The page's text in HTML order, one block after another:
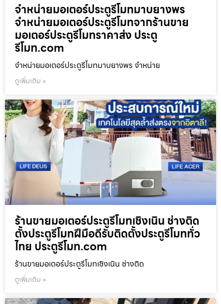
จำหน่ายมอเตอร์ประตูรีโมทมาบยางพร
จำหน่ายมอเตอร์ประตูรีโมทจากร้านขาย
มอเตอร์ประตูรีโมทราคาส่ง ประตู
รีโมท.com
จำหน่ายมอเตอร์ประตูรีโมทมาบยางพร จำหน่าย
ดูเพิ่มเติม »
ร้านขายมอเตอร์ประตูรีโมทเชิงเนิน ช่างติด
ตั้งประตูรีโมทฝีมือดีรับติดตั้งประตูรีโมททั่ว
ไทย ประตูรีโมท.com
ร้านขายมอเตอร์ประตูรีโมทเชิงเนิน ช่างติด
ดูเพิ่มเติม »